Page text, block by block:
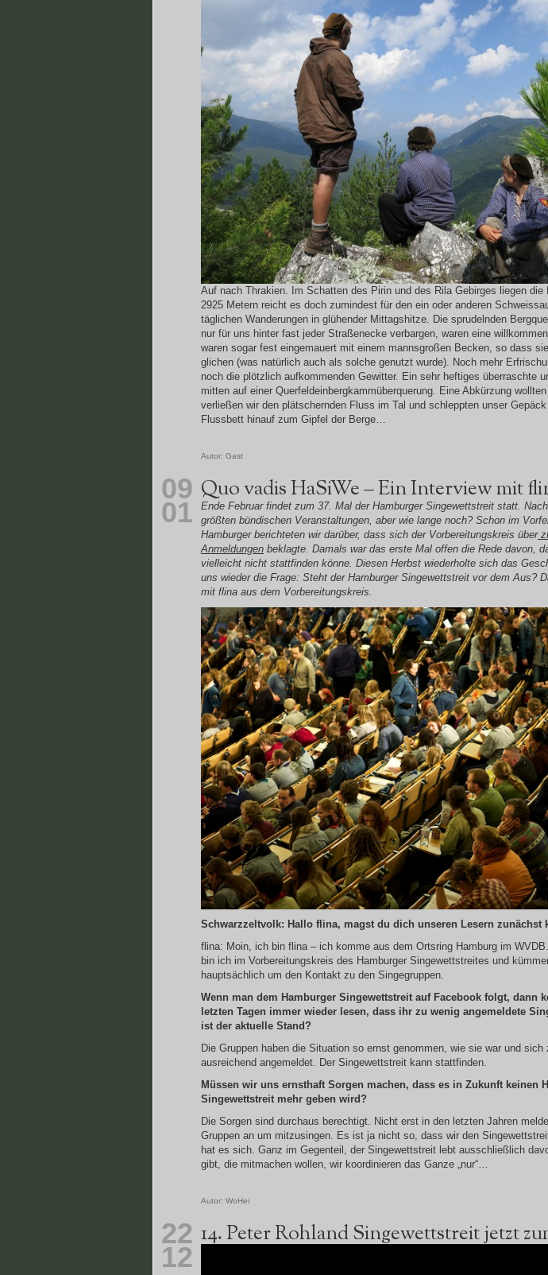
Auf nach Thrakien. Im Schatten des Pirin und des Rila Gebirges liegen die
2925 Metern reicht es doch zumindest für den ein oder anderen
täglichen Wanderungen in glühender Mittagshitze. Die sprudelnden
nur für uns hinter fast jeder Straßenecke verbargen, waren eine
waren sogar fest eingemauert mit einem mannsgroßen Becken, so dass
glichen (was natürlich auch als solche genutzt wurde). Noch mehr
noch die plötzlich aufkommenden Gewitter. Ein sehr heftiges überraschte
mitten auf einer Querfeldeinbergkammüberquerung. Eine Abkürzung
verließen wir den plätschernden Fluss im Tal und schleppten unser
Flussbett hinauf zum Gipfel der Berge…
Autor: Gast
09
01
Quo vadis HaSiWe – Ein Interview mit
Ende Februar findet zum 37. Mal der Hamburger Singewettstreit statt.
größten bündischen Veranstaltungen, aber wie lange noch? Schon im
Hamburger berichteten wir darüber, dass sich der Vorbereitungskreis über
Anmeldungen beklagte. Damals war das erste Mal offen die Rede davon,
vielleicht nicht stattfinden könne. Diesen Herbst wiederholte sich das
uns wieder die Frage: Steht der Hamburger Singewettstreit vor dem Aus?
mit flina aus dem Vorbereitungskreis.
Schwarzzeltvolk: Hallo flina, magst du dich unseren Lesern zunächst
flina: Moin, ich bin flina – ich komme aus dem Ortsring Hamburg im
bin ich im Vorbereitungskreis des Hamburger Singewettstreites und
hauptsächlich um den Kontakt zu den Singegruppen.
Wenn man dem Hamburger Singewettstreit auf Facebook folgt, dann
letzten Tagen immer wieder lesen, dass ihr zu wenig angemeldete
ist der aktuelle Stand?
Die Gruppen haben die Situation so ernst genommen, wie sie war und sich
ausreichend angemeldet. Der Singewettstreit kann stattfinden.
Müssen wir uns ernsthaft Sorgen machen, dass es in Zukunft keinen
Singewettstreit mehr geben wird?
Die Sorgen sind durchaus berechtigt. Nicht erst in den letzten Jahren
Gruppen an um mitzusingen. Es ist ja nicht so, dass wir den
hat es sich. Ganz im Gegenteil, der Singewettstreit lebt ausschließlich
gibt, die mitmachen wollen, wir koordinieren das Ganze „nur“…
Autor: WoHei
22
12
14. Peter Rohland Singewettstreit jetzt